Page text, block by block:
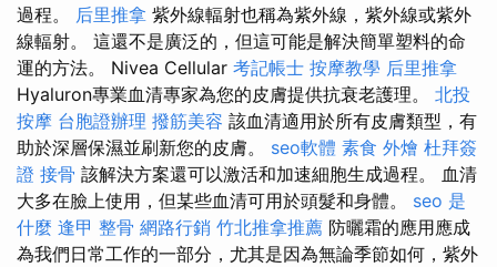
過程。 后里推拿 紫外線輻射也稱為紫外線，紫外線或紫外
線輻射。 這還不是廣泛的，但這可能是解決簡單塑料的命
運的方法。 Nivea Cellular 考記帳士 按摩教學 后里推拿
Hyaluron專業血清專家為您的皮膚提供抗衰老護理。 北投
按摩 台胞證辦理 撥筋美容 該血清適用於所有皮膚類型，有
助於深層保濕並刷新您的皮膚。 seo軟體 素食 外燴 杜拜簽
證 接骨 該解決方案還可以激活和加速細胞生成過程。 血清
大多在臉上使用，但某些血清可用於頭髮和身體。 seo 是
什麼 逢甲 整骨 網路行銷 竹北推拿推薦 防曬霜的應用應成
為我們日常工作的一部分，尤其是因為無論季節如何，紫外